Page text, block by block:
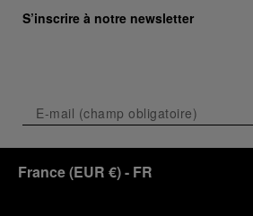
S’inscrire à notre newsletter
France(EUR €)- FR